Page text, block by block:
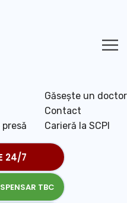
Găsește un doctor
Contact
Carieră la SCPI
24/7
TBC